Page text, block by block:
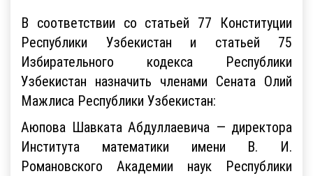
В соответствии со статьей 77 Конституции
Республики Узбекистан и статьей 75
Избирательного кодекса Республики
Узбекистан назначить членами Сената Олий
Мажлиса Республики Узбекистан:
Аюпова Шавката Абдуллаевича — директора
Института математики имени В. И.
Романовского Академии наук Республики